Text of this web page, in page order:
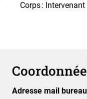
Corps:
Adresse mail bureau